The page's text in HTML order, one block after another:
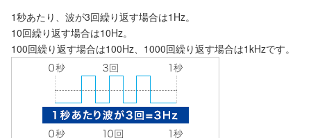
1秒あたり、波が3回繰り返す場合は1Hz。
10回繰り返す場合は10Hz。
100回繰り返す場合は100Hz、1000回繰り返す場合は1kHzです。